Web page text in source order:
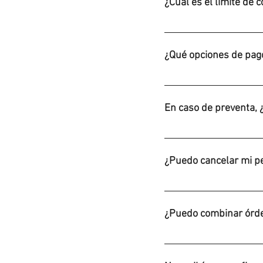
No hay límite de copias
¿Qué opciones de
Tarjeta de crédito y
En caso de preventa,
Nuestra meta es que
¿Puedo cancelar mi
Puedes cancelar tu
¿Puedo combinar
Si! Tu pedido se